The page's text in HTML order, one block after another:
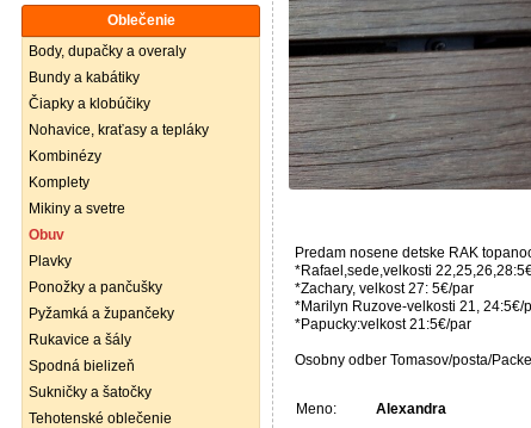
Oblečenie
Body, dupačky a overaly
Bundy a kabátiky
Čiapky a klobúčiky
Nohavice, kraťasy a tepláky
Kombinézy
Komplety
Mikiny a svetre
Obuv
Plavky
Ponožky a pančušky
Pyžamká a župančeky
Rukavice a šály
Spodná bielizeň
Sukničky a šatočky
Tehotenské oblečenie
Predam nosene detske RAK
*Rafael,sede,velkosti
*Zachary, velkost 27: 5€/par
*Marilyn Ruzove-velkosti 21, 24:5€/
*Papucky:velkost 21:5€/par
Osobny odber Tomasov/posta/
Meno: Alexandra